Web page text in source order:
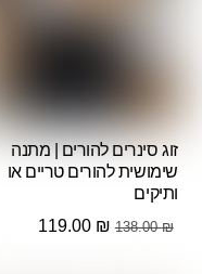
זוג סינרים להורים | מתנה
שימושית להורים טריים או
ותיקים
138.00₪
המחיר
119.00 ₪